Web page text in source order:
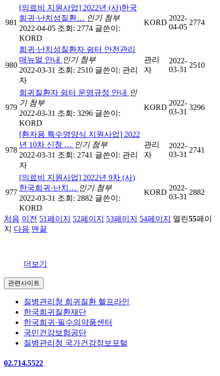
981
[의료비 지원사업] 2022년 (사)한국
희귀·난치성질환… 인기 첨부
2022-04-05 조회: 2774 글쓴이:
KORD
KORD
2022-
04-05
2774
980
희귀·난치성질환자 쉼터 안전관리
매뉴얼 안내 인기 첨부
2022-03-31 조회: 2510 글쓴이: 관리
자
관리
자
2022-
03-31
2510
979
희귀질환자 쉼터 운영규정 안내 인
기 첨부
2022-03-31 조회: 3296 글쓴이:
KORD
KORD
2022-
03-31
3296
978
[환자용 특수영양식 지원사업] 2022
년 10차 신청 … 인기 첨부
2022-03-31 조회: 2741 글쓴이: 관리
자
관리
자
2022-
03-31
2741
977
[의료비 지원사업] 2022년 9차 (사)
한국희귀·난치… 인기 첨부
2022-03-31 조회: 2882 글쓴이:
KORD
KORD
2022-
03-31
2882
처음 이전 51페이지 52페이지 53페이지 54페이지 열린55페이
지
다음 맨끝
더보기
관련사이트
질병관리청 희귀질환 헬프라인
한국희귀질환재단
한국희귀·필수의약품센터
국민건강보험공단
질병관리청 국가건강정보포털
02.714.5522